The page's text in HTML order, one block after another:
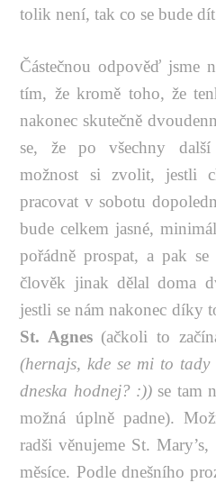
tolik není, tak co se bude
Částečnou odpověď jsme
tím, že kromě toho, že
nakonec skutečně
se, že po všechny
možnost si zvolit, jestli
pracovat v sobotu
bude celkem jasné,
pořádně prospat, a pak
člověk jinak dělal doma
jestli se nám nakonec díky
St. Agnes(ačkoli to
(hernajs, kde se mi to
dneska hodnej? :)) se tam
možná úplně padne).
radši věnujeme St.
měsíce. Podle dnešního